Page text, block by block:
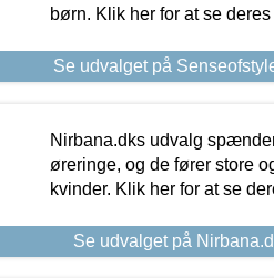
børn. Klik her for at se
Se udvalget på
Nirbana.dks udvalg
øreringe, og de fører store
kvinder. Klik her for at se
Se udvalget på